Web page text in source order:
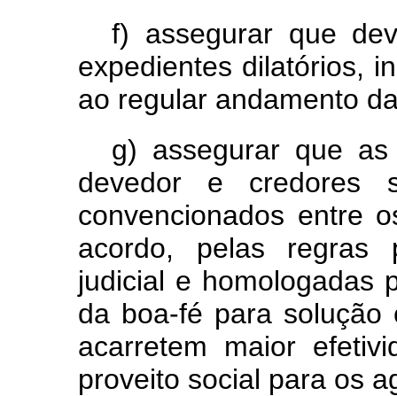
f) assegurar que
expedientes dilatórios,
ao regular andamento
g) assegurar que as
devedor e credores
convencionados entre
acordo, pelas regras
judicial e homologadas
da boa-fé para solução
acarretem maior
proveito social para os